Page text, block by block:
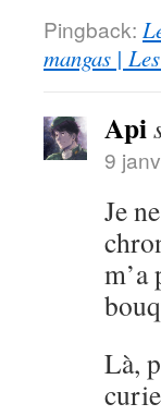
Pingback:
mangas |
Api
9
Je
m’a
Là,